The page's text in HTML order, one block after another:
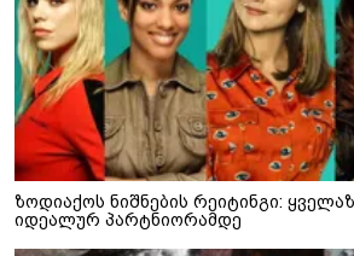
ზოდიაქოს ნიშნების რეიტინგი:
იდეალურ პარტნიორამდე